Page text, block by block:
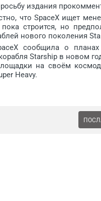
издания
что SpaceX ищет
строится, но
нового поколения
сообщила о планах
Starship в новом
на своём
Heavy.